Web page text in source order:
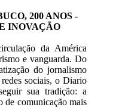
200 ANOS -
INOVAÇÃO
da América
e vanguarda. Do
do jornalismo
sociais, o Diario
sua tradição: a
de comunicação mais